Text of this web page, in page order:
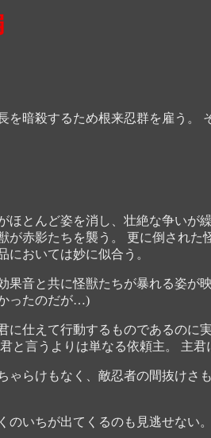
を暗殺するため根来忍群を雇う
ほとんど姿を消し、壮絶な争い
が赤影たちを襲う。 更に倒され
おいては妙に似合う。
果音と共に怪獣たちが暴れる姿
ったのだが…)
に仕えて行動するものであるの
と言うよりは単なる依頼主。 主
らけもなく、敵忍者の間抜けさ
のいちが出てくるのも見逃せない